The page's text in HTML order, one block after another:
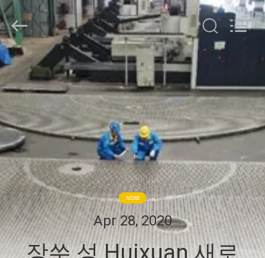
집
제
품
동
영
상
2016
-
2026
JIANGSU
HUI
XUAN
NEW
ENERGY
EQUIPMENT
All
Rights
NEWS
Apr 28, 2020
장쑤 성 Huixuan 새로